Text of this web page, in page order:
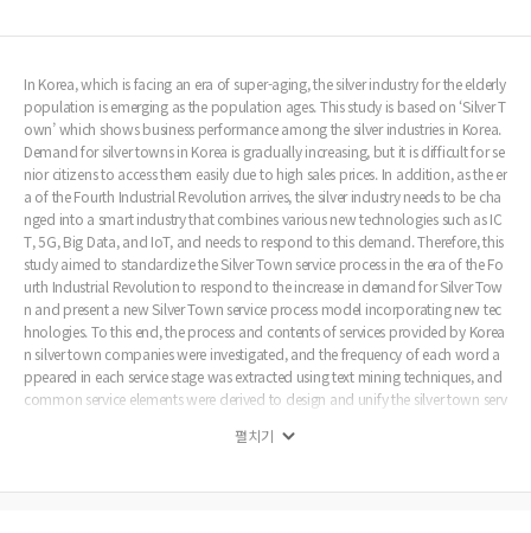
향후 다양한 공공 서비스 프로세스의 표준화 연구 분야에 도움이 될 것으로 기대된다.
In Korea, which is facing an era of super-aging, the silver industry for the elderly
population is emerging as the population ages. This study is based on ‘Silver T
own’ which shows business performance among the silver industries in Korea.
Demand for silver towns in Korea is gradually increasing, but it is difficult for se
nior citizens to access them easily due to high sales prices. In addition, as the er
a of the Fourth Industrial Revolution arrives, the silver industry needs to be cha
nged into a smart industry that combines various new technologies such as IC
T, 5G, Big Data, and IoT, and needs to respond to this demand. Therefore, this
study aimed to standardize the Silver Town service process in the era of the Fo
urth Industrial Revolution to respond to the increase in demand for Silver Tow
n and present a new Silver Town service process model incorporating new tec
hnologies. To this end, the process and contents of services provided by Korea
n silver town companies were investigated, and the frequency of each word a
ppeared in each service stage was extracted using text mining techniques, and
common service elements were derived to design and unify the silver town serv
ety management, cultural leisure) cited meal services, counseling services, healt
tandard for the Service of Nursing Homes for the Elderly. Then, among the sma
펼치기